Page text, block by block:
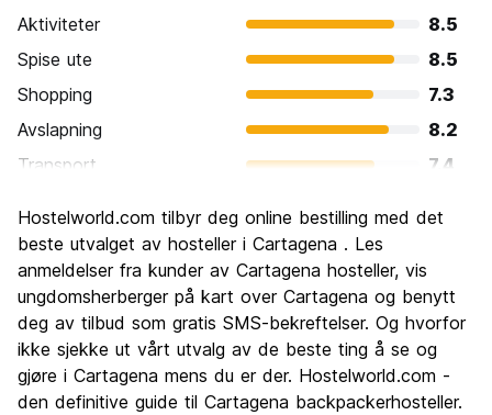
Aktiviteter
8.5
Spise ute
8.5
Shopping
7.3
Avslapning
8.2
Transport
7.4
Kultur
Feste
Verdi for pengene
7.4
Hostelworld.com tilbyr deg online bestilling med det
beste utvalget av hosteller i Cartagena . Les
anmeldelser fra kunder av Cartagena hosteller, vis
ungdomsherberger på kart over Cartagena og benytt
deg av tilbud som gratis SMS-bekreftelser. Og hvorfor
ikke sjekke ut vårt utvalg av de beste ting å se og
gjøre i Cartagena mens du er der. Hostelworld.com -
den definitive guide til Cartagena backpackerhosteller.